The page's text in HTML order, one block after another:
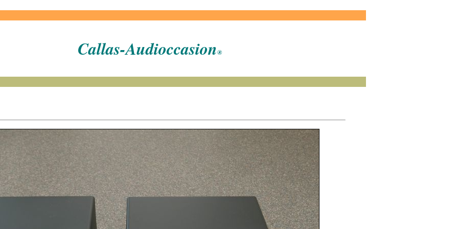
Callas-Audioccasion®